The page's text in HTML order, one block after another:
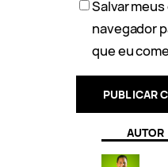
Salvar
navegador
que eu
AUTOR